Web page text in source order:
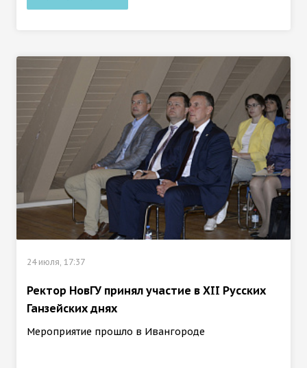
24 июля, 17:37
Ректор НовГУ принял участие в ХII Русских
Ганзейских днях
Мероприятие прошло в Ивангороде